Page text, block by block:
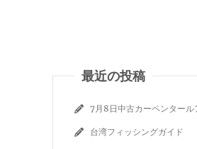
最近の投稿
7月8日中古カーペンタール
台湾フィッシングガイド